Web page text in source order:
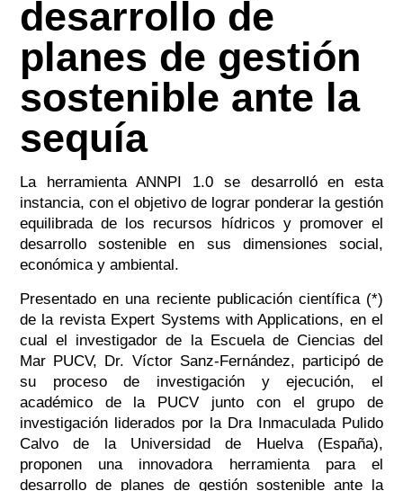
desarrollo de
planes de gestión
sostenible ante la
sequía
La herramienta ANNPI 1.0 se desarrolló en esta
instancia, con el objetivo de lograr ponderar la gestión
equilibrada de los recursos hídricos y promover el
desarrollo sostenible en sus dimensiones social,
económica y ambiental.
Presentado en una reciente publicación científica (*)
de la revista Expert Systems with Applications, en el
cual el investigador de la Escuela de Ciencias del
Mar PUCV, Dr. Víctor Sanz-Fernández, participó de
su proceso de investigación y ejecución, el
académico de la PUCV junto con el grupo de
investigación liderados por la Dra Inmaculada Pulido
Calvo de la Universidad de Huelva (España),
proponen una innovadora herramienta para el
desarrollo de planes de gestión sostenible ante la